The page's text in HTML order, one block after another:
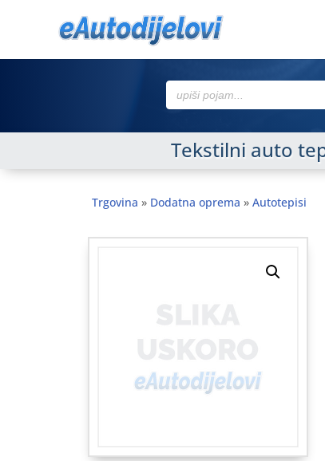
Search
for:
Tekstilni auto
Trgovina » Dodatna oprema »Autotepisi